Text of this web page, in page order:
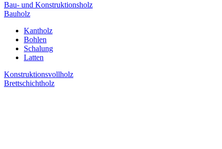
Bau- und Konstruktionsholz
Bauholz
Kantholz
Bohlen
Schalung
Latten
Konstruktionsvollholz
Brettschichtholz